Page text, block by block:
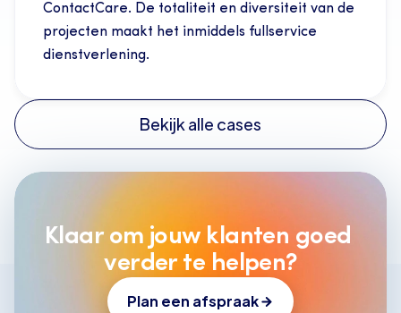
ContactCare. De totaliteit en diversiteit van de
projecten maakt het inmiddels fullservice
dienstverlening.
Bekijk alle cases
Klaar om jouw klanten goed
verder te helpen?
Plan een afspraak